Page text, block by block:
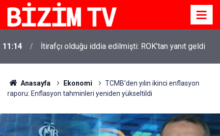
11:14 İtirafçı olduğu iddia edilmişti: ROK'tan yanıt geldi
Anasayfa Ekonomi
TCMB'den yılın ikinci enflasyon
raporu: Enflasyon tahminleri yeniden yükseltildi